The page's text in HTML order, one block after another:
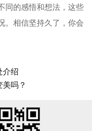
同的感悟和想法，这些
。相信坚持久了，你会
介绍
吗？